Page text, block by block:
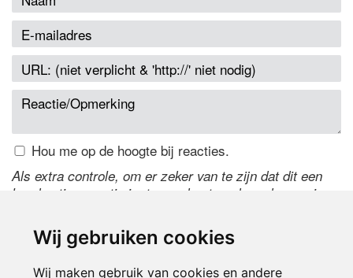
Wij gebruiken cookies
Wij maken gebruik van cookies en andere
Hou me op de hoogte bij reacties.
Als extra controle, om er zeker van te zijn dat dit een
handmatige reactie is, typ onderstaande code over in
de code te wijzigen.